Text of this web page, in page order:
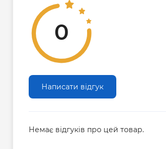
0
Написати відгук
Немає відгуків про цей товар.